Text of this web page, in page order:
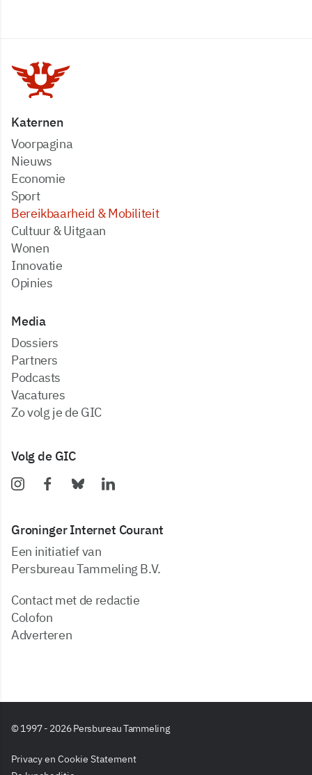
Katernen
Voorpagina
Nieuws
Economie
Sport
Bereikbaarheid & Mobiliteit
Cultuur & Uitgaan
Wonen
Innovatie
Opinies
Media
dossiers
partners
podcasts
vacatures
zo volg je de GIC
Volg de GIC
Groninger Internet Courant
Een initiatief van
Persbureau Tammeling B.V.
Contact met de redactie
Colofon
Adverteren
© 1997 - 2026 Persbureau Tammeling
Privacy en Cookie Statement